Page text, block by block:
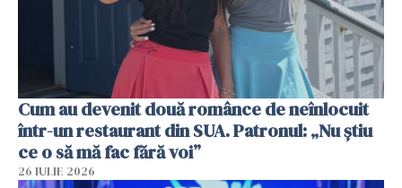
Cum au devenit două românce de neînlocuit
într-un restaurant din SUA. Patronul: „Nu știu
ce o să mă fac fără voi”
26 IULIE 2026